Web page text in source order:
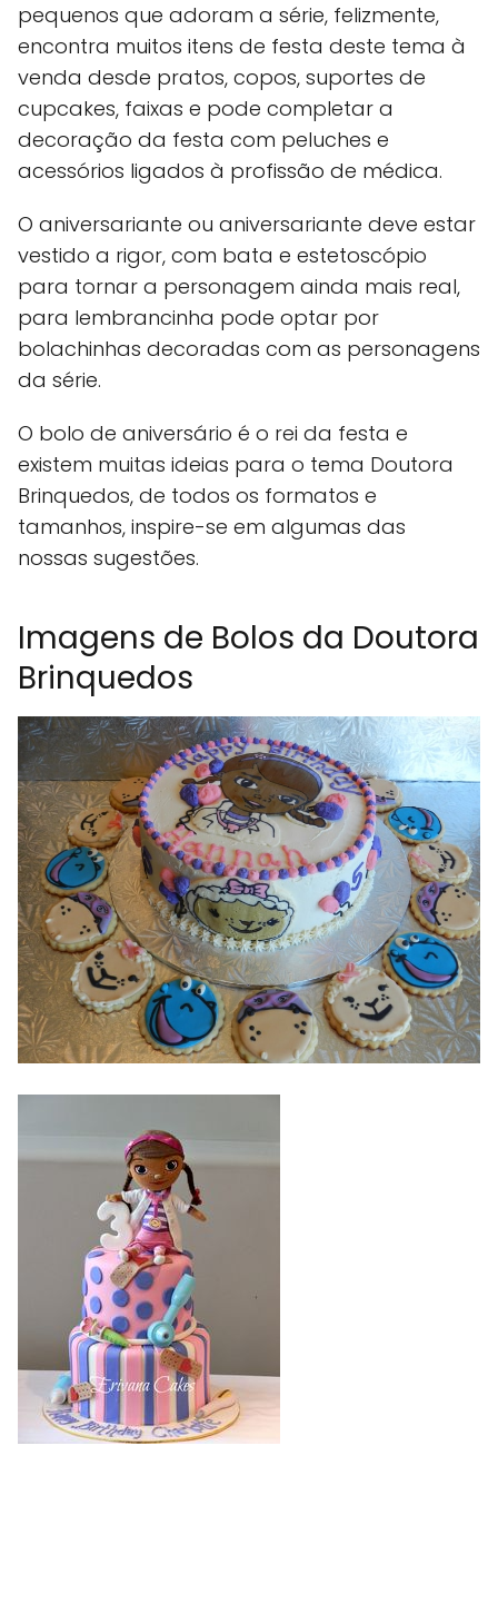
pequenos que adoram a série, felizmente,
encontra muitos itens de festa deste tema à
venda desde pratos, copos, suportes de
cupcakes, faixas e pode completar a
decoração da festa com peluches e
acessórios ligados à profissão de médica.
O aniversariante ou aniversariante deve estar
vestido a rigor, com bata e estetoscópio
para tornar a personagem ainda mais real,
para lembrancinha pode optar por
bolachinhas decoradas com as personagens
da série.
O bolo de aniversário é o rei da festa e
existem muitas ideias para o tema Doutora
Brinquedos, de todos os formatos e
tamanhos, inspire-se em algumas das
nossas sugestões.
Imagens de Bolos da Doutora
Brinquedos